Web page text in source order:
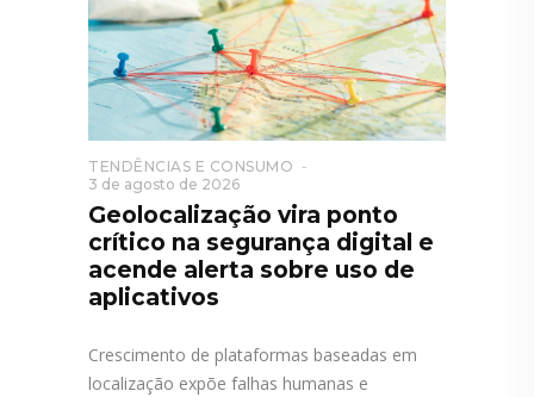
TENDÊNCIAS E CONSUMO
3 de agosto de 2026
Geolocalização vira ponto
crítico na segurança digital e
acende alerta sobre uso de
aplicativos
Crescimento de plataformas baseadas em
localização expõe falhas humanas e